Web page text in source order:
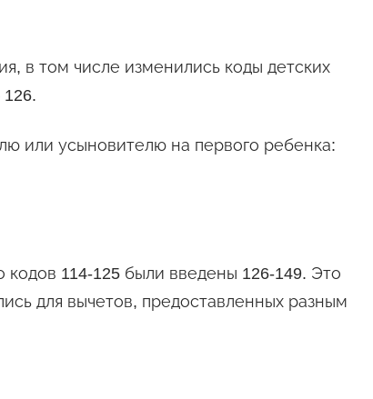
в том числе изменились коды детских
или усыновителю на первого ребенка:
114-125 были введены 126-149. Это
для вычетов, предоставленных разным